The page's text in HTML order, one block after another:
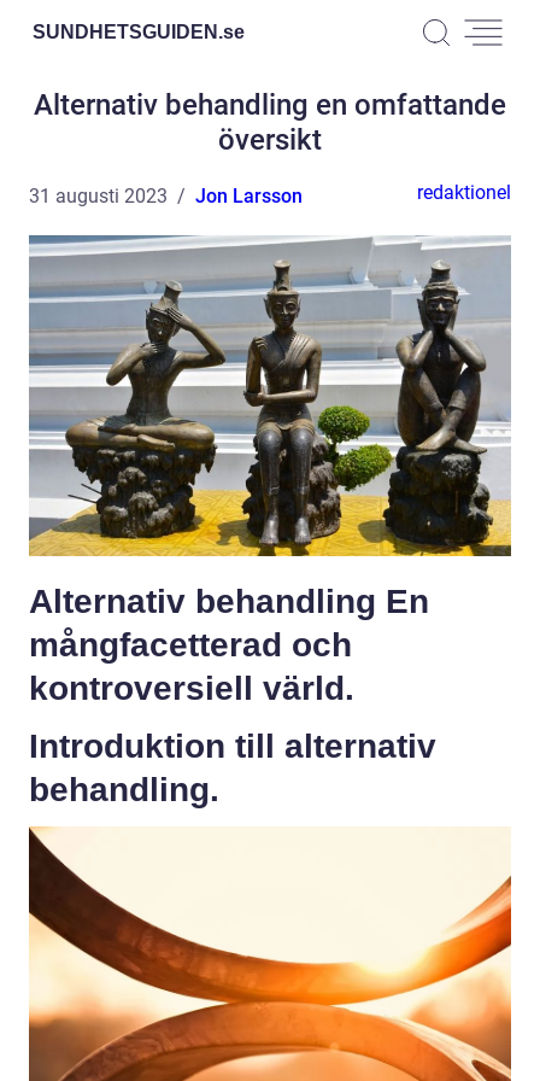
SUNDHETSGUIDEN.se
Alternativ behandling en omfattande
översikt
31 augusti 2023 Jon Larsson redaktionel
Alternativ behandling En
mångfacetterad och
kontroversiell värld.
Introduktion till alternativ
behandling.